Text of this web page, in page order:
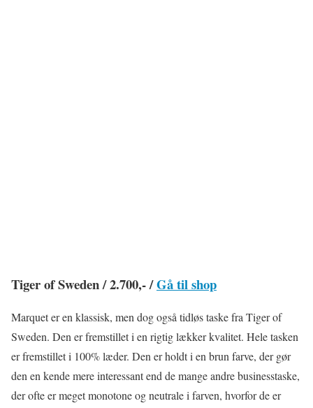
Tiger of Sweden / 2.700,- /Gå til shop
Marquet er en klassisk, men dog også tidløs taske fra Tiger of
Sweden. Den er fremstillet i en rigtig lækker kvalitet. Hele tasken
er fremstillet i 100% læder. Den er holdt i en brun farve, der gør
den en kende mere interessant end de mange andre businesstaske,
der ofte er meget monotone og neutrale i farven, hvorfor de er